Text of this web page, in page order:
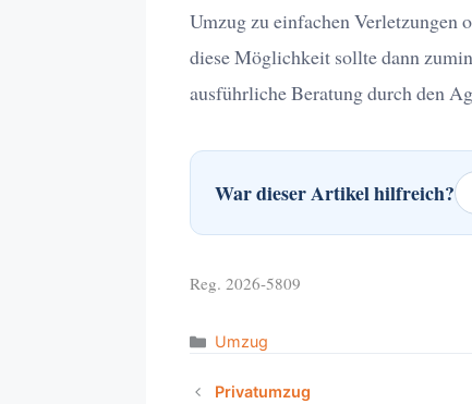
Umzug zu einfachen Verletzungen
diese Möglichkeit sollte dann
ausführliche Beratung durch den
War dieser Artikel hilfreich?
Reg. 2026-5809
Categories
Umzug
Privatumzug